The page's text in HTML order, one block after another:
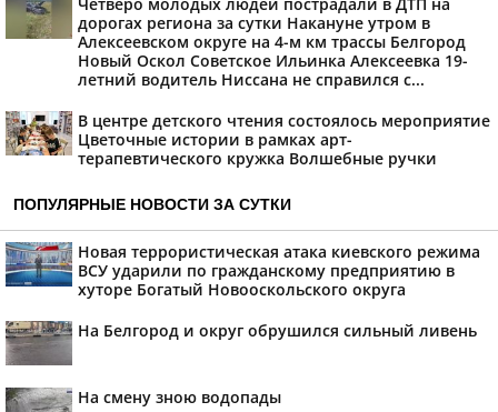
дорогах региона за сутки Накануне утром в
Алексеевском округе на 4-м км трассы Белгород
Новый Оскол Советское Ильинка Алексеевка 19-
летний водитель Ниссана не справился с...
В центре детского чтения состоялось мероприятие
Цветочные истории в рамках арт-
терапевтического кружка Волшебные ручки
ПОПУЛЯРНЫЕ НОВОСТИ ЗА СУТКИ
Новая террористическая атака киевского режима
ВСУ ударили по гражданскому предприятию в
хуторе Богатый Новооскольского округа
На Белгород и округ обрушился сильный ливень
На смену зною водопады